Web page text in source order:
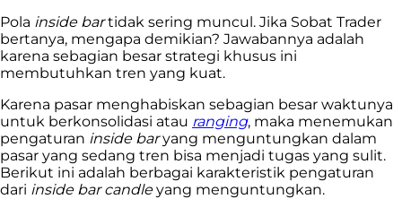
Pola inside bartidak sering muncul. Jika Sobat Trader
bertanya, mengapa demikian? Jawabannya adalah
karena sebagian besar strategi khusus ini
membutuhkan tren yang kuat.
Karena pasar menghabiskan sebagian besar waktunya
untuk berkonsolidasi atau ranging, maka menemukan
pengaturan inside baryang menguntungkan dalam
pasar yang sedang tren bisa menjadi tugas yang sulit.
Berikut ini adalah berbagai karakteristik pengaturan
dari inside bar candleyang menguntungkan.